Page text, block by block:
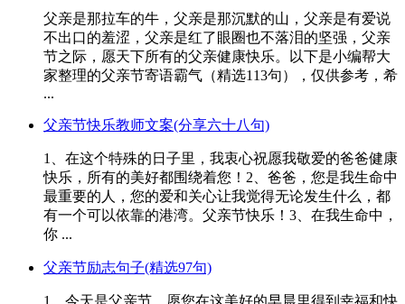
父亲是那拉车的牛，父亲是那沉默的山，父亲是有爱说
不出口的羞涩，父亲是红了眼圈也不落泪的坚强，父亲
节之际，愿天下所有的父亲健康快乐。以下是小编帮大
家整理的父亲节寄语霸气（精选113句），仅供参考，希
...
父亲节快乐教师文案(分享六十八句)
1、在这个特殊的日子里，我衷心祝愿我敬爱的爸爸健康
快乐，所有的美好都围绕着您！2、爸爸，您是我生命中
最重要的人，您的爱和关心让我觉得无论发生什么，都
有一个可以依靠的港湾。父亲节快乐！3、在我生命中，
你 ...
父亲节励志句子(精选97句)